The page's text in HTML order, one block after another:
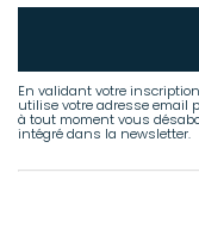
En validant votre
utilise votre adresse email
à tout moment vous
intégré dans la newsletter.